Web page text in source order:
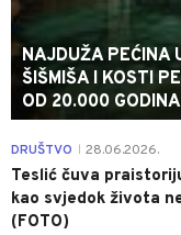
NAJDUŽA PEĆINA
ŠIŠMIŠA I KOSTI
OD 20.000
DRUŠTVO 28.06.2026.
Teslić čuva
kao svjedok života
(FOTO)